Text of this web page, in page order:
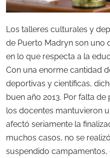
Los talleres culturales y
de Puerto Madryn son uno
en lo que respecta a la
Con una enorme cantidad
deportivas y científicas,
buen año 2013. Por falta
los docentes mantuvieron
afectó seriamente la
muchos casos, no se
suspendido